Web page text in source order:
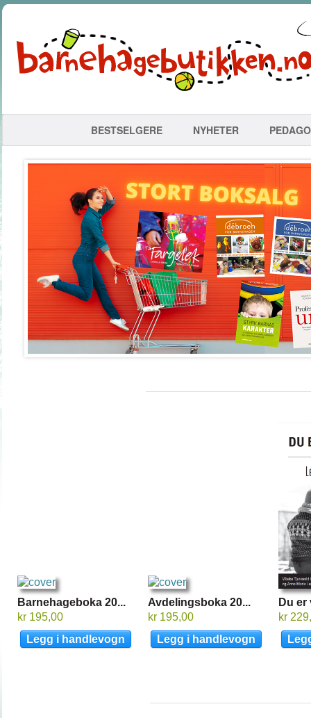
BESTSELGERE NYHETER
Barnehageboka 20...
kr 195,00
Avdelingsboka 20...
kr 195,00
Du er
kr